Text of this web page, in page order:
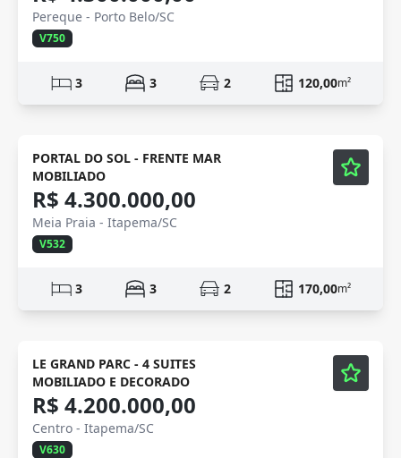
Pereque - Porto Belo/SC
V750
3 3 2 120,00m²
Vídeo Semi-Novo
PORTAL DO SOL - FRENTE MAR
MOBILIADO
R$ 4.300.000,00
Meia Praia - Itapema/SC
V532
3 3 2 170,00m²
Vídeo Mobiliado
LE GRAND PARC - 4 SUITES
MOBILIADO E DECORADO
R$ 4.200.000,00
Centro - Itapema/SC
V630